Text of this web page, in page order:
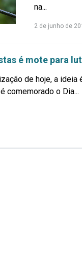
na...
2 de junho de
é mote para
de hoje, a
comemorado o Dia...